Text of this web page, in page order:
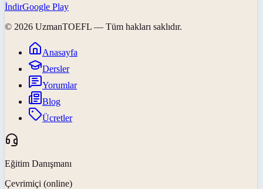
İndirGoogle Play
© 2026 UzmanTOEFL — Tüm hakları saklıdır.
Anasayfa
Dersler
Yorumlar
Blog
Ücretler
Eğitim Danışmanı
Çevrimiçi (online)